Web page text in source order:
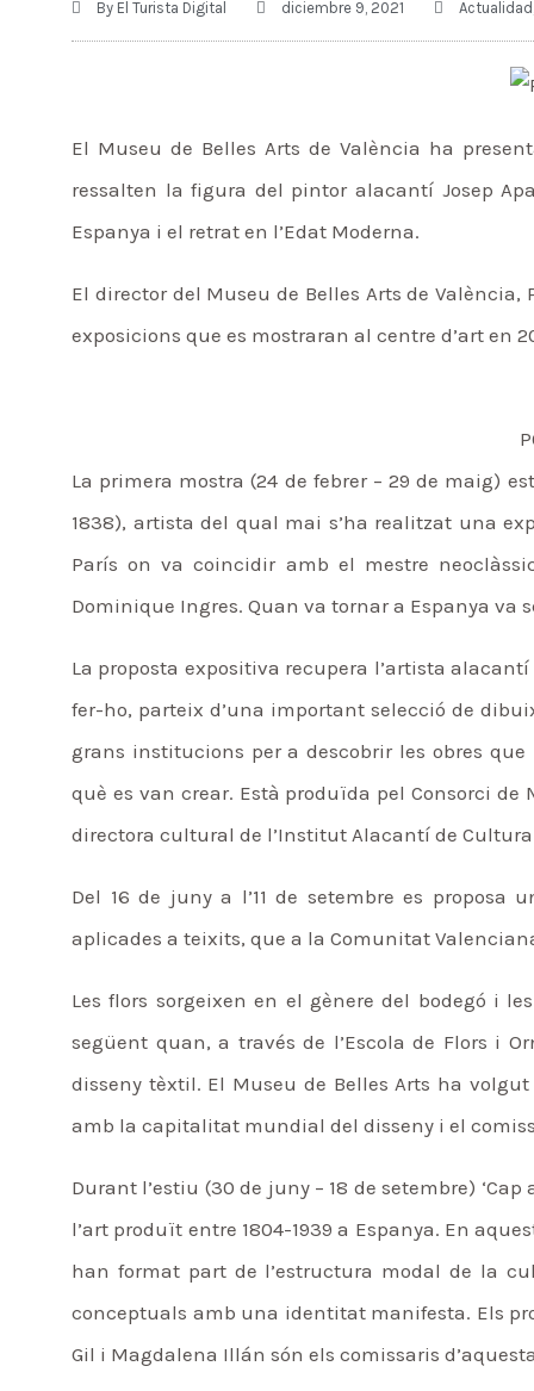
By El Turista Digital diciembre 9, 2021 Actualidad
El Museu de Belles Arts de València ha
ressalten la figura del pintor alacantí Josep
Espanya i el retrat en l’Edat Moderna.
El director del Museu de Belles Arts de
exposicions que es mostraran al centre d’art en
La primera mostra (24 de febrer – 29 de maig)
1838), artista del qual mai s’ha realitzat una
París on va coincidir amb el mestre
Dominique Ingres. Quan va tornar a Espanya va
La proposta expositiva recupera l’artista
fer-ho, parteix d’una important selecció de
grans institucions per a descobrir les obres
què es van crear. Està produïda pel Consorci
directora cultural de l’Institut Alacantí de
Del 16 de juny a l’11 de setembre es
aplicades a teixits, que a la Comunitat
Les flors sorgeixen en el gènere del bodegó i
següent quan, a través de l’Escola de Flors i
disseny tèxtil. El Museu de Belles Arts ha
amb la capitalitat mundial del disseny i el
Durant l’estiu (30 de juny – 18 de setembre)
l’art produït entre 1804-1939 a Espanya. En
han format part de l’estructura modal de la
conceptuals amb una identitat manifesta. Els
Gil i Magdalena Illán són els comissaris